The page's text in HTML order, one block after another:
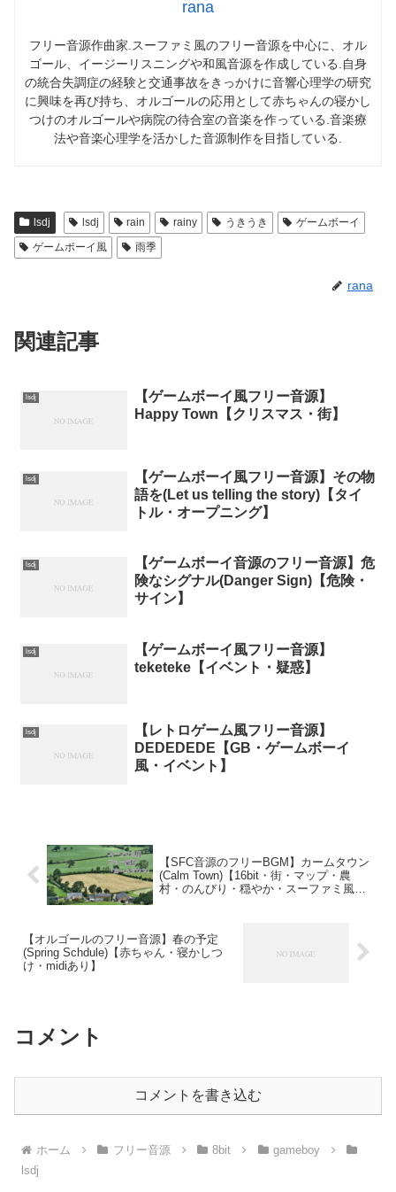
rana
フリー音源作曲家.スーファミ風のフリー音源を中心に、オル
ゴール、イージーリスニングや和風音源を作成している.自身
の統合失調症の経験と交通事故をきっかけに音響心理学の研究
に興味を再び持ち、オルゴールの応用として赤ちゃんの寝かし
つけのオルゴールや病院の待合室の音楽を作っている.音楽療
法や音楽心理学を活かした音源制作を目指している.
lsdj lsdj rain rainy うきうき
ゲームボーイ
ゲームボーイ風
雨季
rana
関連記事
lsdj
【ゲームボーイ風フリー音源】
Happy Town【クリスマス・街】
lsdj
【ゲームボーイ風フリー音源】その物
語を(Let us telling the story)【タイ
トル・オープニング】
lsdj
【ゲームボーイ音源のフリー音源】危
険なシグナル(Danger Sign)【危険・
サイン】
lsdj
【ゲームボーイ風フリー音源】
teketeke【イベント・疑惑】
lsdj
【レトロゲーム風フリー音源】
DEDEDEDE【GB・ゲームボーイ
風・イベント】
【SFC音源のフリーBGM】カームタウン
(Calm Town)【16bit・街・マップ・農
村・のんびり・穏やか・スーファミ風・
【オルゴールのフリー音源】春の予定
(Spring Schdule)【赤ちゃん・寝かしつ
け・midiあり】
コメント
コメントを書き込む
ホーム フリー音源 8bit
gameboy
lsdj